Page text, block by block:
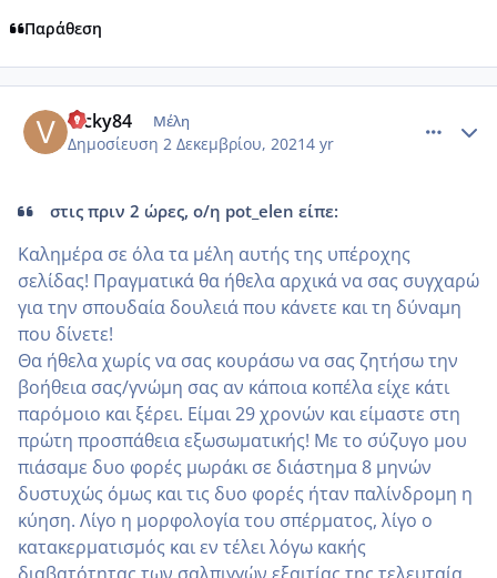
Παράθεση
Vicky84 Μέλη
Δημοσίευση 2 Δεκεμβρίου, 20214 yr
στις πριν 2 ώρες, ο/η pot_elen είπε:
Καλημέρα σε όλα τα μέλη αυτής της υπέροχης
σελίδας! Πραγματικά θα ήθελα αρχικά να σας συγχαρώ
για την σπουδαία δουλειά που κάνετε και τη δύναμη
που δίνετε!
Θα ήθελα χωρίς να σας κουράσω να σας ζητήσω την
βοήθεια σας/γνώμη σας αν κάποια κοπέλα είχε κάτι
παρόμοιο και ξέρει. Είμαι 29 χρονών και είμαστε στη
πρώτη προσπάθεια εξωσωματικής! Με το σύζυγο μου
πιάσαμε δυο φορές μωράκι σε διάστημα 8 μηνών
δυστυχώς όμως και τις δυο φορές ήταν παλίνδρομη η
κύηση. Λίγο η μορφολογία του σπέρματος, λίγο ο
κατακερματισμός και εν τέλει λόγω κακής